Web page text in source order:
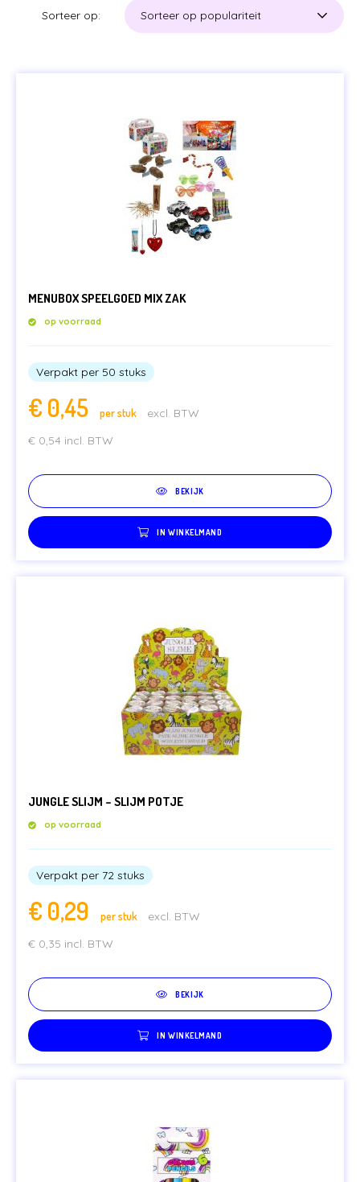
Min.
Max.
Prijs: € 0 — € 5
Sorteer op:
MENUBOX SPEELGOED MIX ZAK
op voorraad
Verpakt per 50 stuks
€ 0,45 per stuk
excl. BTW
€ 0,54 incl. BTW
BEKIJK
IN WINKELMAND
JUNGLE SLIJM – SLIJM POTJE
op voorraad
Verpakt per 72 stuks
€ 0,29 per stuk
excl. BTW
€ 0,35 incl. BTW
BEKIJK
IN WINKELMAND